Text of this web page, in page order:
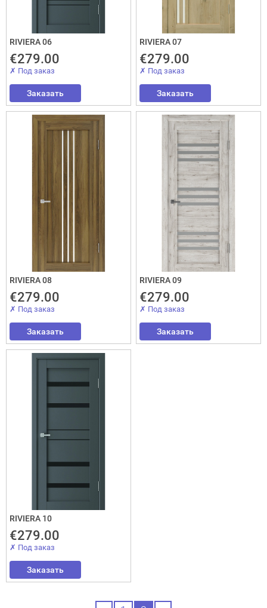
RIVIERA 06
€279.00
✗ Под заказ
Заказать
RIVIERA 07
€279.00
✗ Под заказ
Заказать
RIVIERA 08
€279.00
✗ Под заказ
Заказать
RIVIERA 09
€279.00
✗ Под заказ
Заказать
RIVIERA 10
€279.00
✗ Под заказ
Заказать
Interesē
durvis
mājai
durvis
Закрыть!